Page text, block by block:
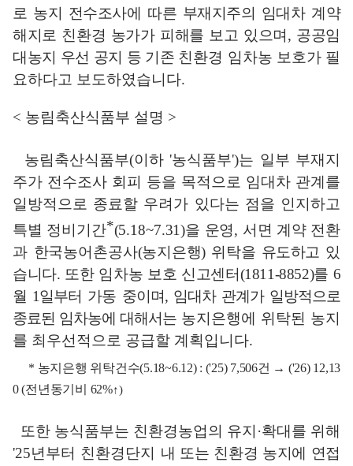
로 농지 전수조사에 따른 부재지주의 임대차 계약
해지로 친환경 농가가 피해를 보고 있으며 , 공공임
대농지 우선 공지 등 기존 친환경 임차농 보호가 필
요하다고 보도하였습니다.
< 농림축산식품부 설명 >
농림축산식품부(이하'농식품부')는 일부 부재지
주가 전수조사 회피 등을 목적으로 임대차 관계를
일방적으로 종료할 우려가 있다는 점을 인지하고
특별 정비기간*(5.18~7.31)을 운영, 서면 계약 전환
과 한국농어촌공사(농지 은행) 위탁을 유도하고 있
습니다. 또한 임차농 보호 신고센터(1811-8852)를 6
월 1일부터 가동 중이며, 임대차 관계가 일방적으로
종료된 임차농에 대해서는 농지은행에 위탁된 농지
를 최우선적으로 공급할 계획입니다.
* 농지은행 위탁건수(5.18~6.12) : ('25) 7,506건 → ('26) 12,13
0 (전년동기비 62%↑)
또한 농식품부는 친환경농업의 유지 ·확대를 위해
'25년부터 친환경단지 내 또는 친환경 농지에 연접